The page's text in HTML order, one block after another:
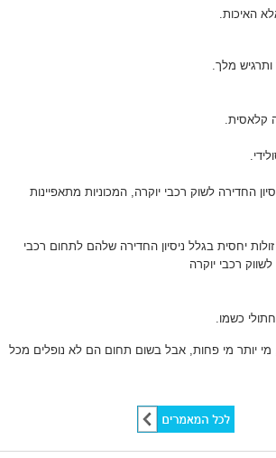
האיכות.
מלך.
תחושת אווירה קלאסית.
אבל העיצוב סולידי.
החדירה לשוק רכבי יוקרה, המכוניות מתאפיינות
יחסית בגלל ניסיון החדירה שלהם לתחום רכבי
רכבי יוקרה
כשמו.
מי יותר מי פחות, אבל בשום תחום הם לא נופלים מכל